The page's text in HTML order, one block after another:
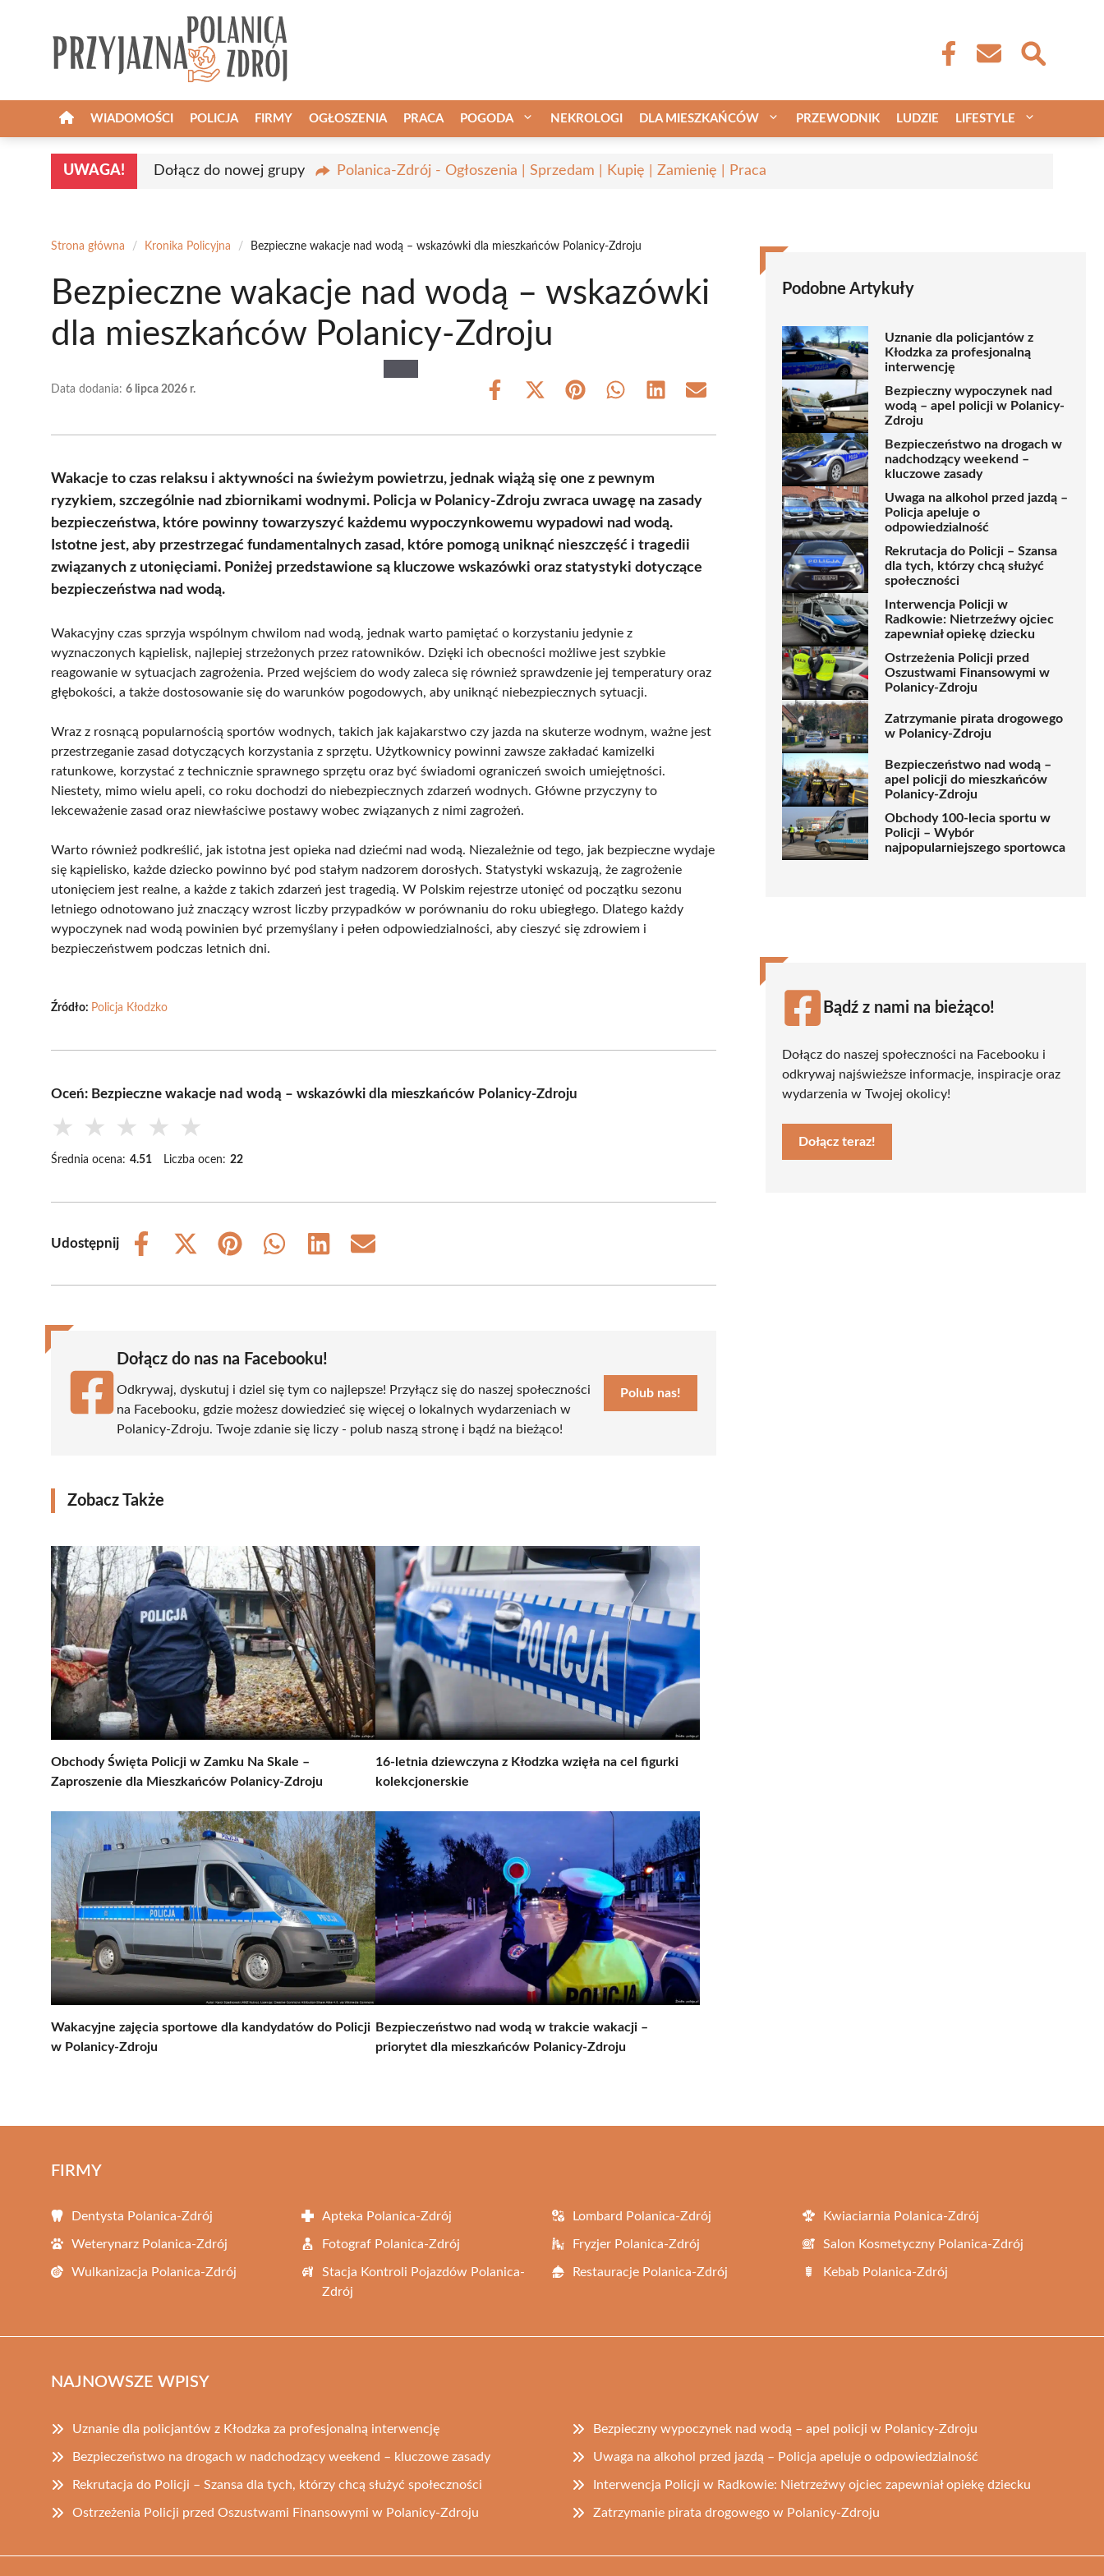
WIADOMOŚCI POLICJA FIRMY OGŁOSZENIA PRACA POGODA NEKROLOGI DLA MIESZKAŃCÓW PRZEWODNIK LUDZIE LIFESTYLE
UWAGA! Dołącz do nowej grupy Polanica-Zdrój - Ogłoszenia | Sprzedam | Kupię | Zamienię | Praca
Strona główna / Kronika Policyjna / Bezpieczne wakacje nad wodą – wskazówki dla mieszkańców Polanicy-Zdroju
Bezpieczne wakacje nad wodą – wskazówki
dla mieszkańców Polanicy-Zdroju
Data dodania: 6 lipca 2026 r.
Share
Share
(Twitter)
Share Share Share Share
Wakacje to czas relaksu i aktywności na świeżym powietrzu, jednak wiążą się one z pewnym
ryzykiem, szczególnie nad zbiornikami wodnymi. Policja w Polanicy-Zdroju zwraca uwagę na zasady
bezpieczeństwa, które powinny towarzyszyć każdemu wypoczynkowemu wypadowi nad wodą.
Istotne jest, aby przestrzegać fundamentalnych zasad, które pomogą uniknąć nieszczęść i tragedii
związanych z utonięciami. Poniżej przedstawione są kluczowe wskazówki oraz statystyki dotyczące
bezpieczeństwa nad wodą.
Wakacyjny czas sprzyja wspólnym chwilom nad wodą, jednak warto pamiętać o korzystaniu jedynie z
wyznaczonych kąpielisk, najlepiej strzeżonych przez ratowników. Dzięki ich obecności możliwe jest szybkie
reagowanie w sytuacjach zagrożenia. Przed wejściem do wody zaleca się również sprawdzenie jej temperatury oraz
głębokości, a także dostosowanie się do warunków pogodowych, aby uniknąć niebezpiecznych sytuacji.
Wraz z rosnącą popularnością sportów wodnych, takich jak kajakarstwo czy jazda na skuterze wodnym, ważne jest
przestrzeganie zasad dotyczących korzystania z sprzętu. Użytkownicy powinni zawsze zakładać kamizelki
ratunkowe, korzystać z technicznie sprawnego sprzętu oraz być świadomi ograniczeń swoich umiejętności.
Niestety, mimo wielu apeli, co roku dochodzi do niebezpiecznych zdarzeń wodnych. Główne przyczyny to
lekceważenie zasad oraz niewłaściwe postawy wobec związanych z nimi zagrożeń.
Warto również podkreślić, jak istotna jest opieka nad dziećmi nad wodą. Niezależnie od tego, jak bezpieczne wydaje
się kąpielisko, każde dziecko powinno być pod stałym nadzorem dorosłych. Statystyki wskazują, że zagrożenie
utonięciem jest realne, a każde z takich zdarzeń jest tragedią. W Polskim rejestrze utonięć od początku sezonu
letniego odnotowano już znaczący wzrost liczby przypadków w porównaniu do roku ubiegłego. Dlatego każdy
wypoczynek nad wodą powinien być przemyślany i pełen odpowiedzialności, aby cieszyć się zdrowiem i
bezpieczeństwem podczas letnich dni.
Źródło: Policja Kłodzko
Oceń: Bezpieczne wakacje nad wodą – wskazówki dla mieszkańców Polanicy-Zdroju
★ ★ ★ ★ ★
Średnia ocena: 4.51 Liczba ocen: 22
Udostępnij
Share
Share
(Twitter)
Share
Share
Share
Share
Dołącz do nas na Facebooku!
Odkrywaj, dyskutuj i dziel się tym co najlepsze! Przyłącz się do naszej społeczności
na Facebooku, gdzie możesz dowiedzieć się więcej o lokalnych wydarzeniach w
Polanicy-Zdroju. Twoje zdanie się liczy - polub naszą stronę i bądź na bieżąco!
Polub nas!
Zobacz Także
Obchody Święta Policji w Zamku Na Skale –
Zaproszenie dla Mieszkańców Polanicy-Zdroju
16-letnia dziewczyna z Kłodzka wzięła na cel figurki
kolekcjonerskie
Wakacyjne zajęcia sportowe dla kandydatów do Policji
w Polanicy-Zdroju
Bezpieczeństwo nad wodą w trakcie wakacji –
priorytet dla mieszkańców Polanicy-Zdroju
Podobne Artykuły
Uznanie dla policjantów z
Kłodzka za profesjonalną
interwencję
Bezpieczny wypoczynek nad
wodą – apel policji w Polanicy-
Zdroju
Bezpieczeństwo na drogach w
nadchodzący weekend –
kluczowe zasady
Uwaga na alkohol przed jazdą –
Policja apeluje o
odpowiedzialność
Rekrutacja do Policji – Szansa
dla tych, którzy chcą służyć
społeczności
Interwencja Policji w
Radkowie: Nietrzeźwy ojciec
zapewniał opiekę dziecku
Ostrzeżenia Policji przed
Oszustwami Finansowymi w
Polanicy-Zdroju
Zatrzymanie pirata drogowego
w Polanicy-Zdroju
Bezpieczeństwo nad wodą –
apel policji do mieszkańców
Polanicy-Zdroju
Obchody 100-lecia sportu w
Policji – Wybór
najpopularniejszego sportowca
Bądź z nami na bieżąco!
Dołącz do naszej społeczności na Facebooku i
odkrywaj najświeższe informacje, inspiracje oraz
wydarzenia w Twojej okolicy!
Dołącz teraz!
FIRMY
Dentysta Polanica-Zdrój Apteka Polanica-Zdrój Lombard Polanica-Zdrój Kwiaciarnia Polanica-Zdrój
Weterynarz Polanica-Zdrój Fotograf Polanica-Zdrój Fryzjer Polanica-Zdrój Salon Kosmetyczny Polanica-Zdrój
Wulkanizacja Polanica-Zdrój
Stacja Kontroli Pojazdów Polanica-
Zdrój
Restauracje Polanica-Zdrój Kebab Polanica-Zdrój
NAJNOWSZE WPISY
Uznanie dla policjantów z Kłodzka za profesjonalną interwencję Bezpieczny wypoczynek nad wodą – apel policji w Polanicy-Zdroju
Bezpieczeństwo na drogach w nadchodzący weekend – kluczowe zasady Uwaga na alkohol przed jazdą – Policja apeluje o odpowiedzialność
Rekrutacja do Policji – Szansa dla tych, którzy chcą służyć społeczności Interwencja Policji w Radkowie: Nietrzeźwy ojciec zapewniał opiekę dziecku
Ostrzeżenia Policji przed Oszustwami Finansowymi w Polanicy-Zdroju Zatrzymanie pirata drogowego w Polanicy-Zdroju